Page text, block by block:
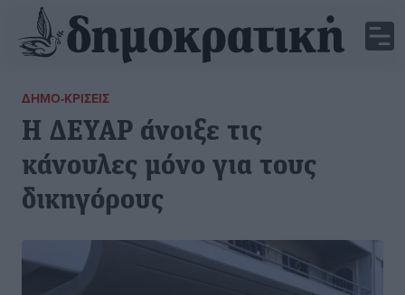
ΔΗΜΟ-ΚΡΊΣΕΙΣ
Η ΔΕΥΑΡ άνοιξε τις
κάνουλες μόνο για τους
δικηγόρους